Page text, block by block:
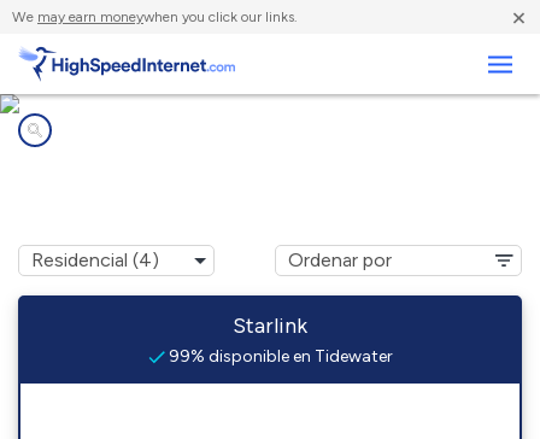
We may earn moneywhen you click our links. ×
Starlink
99% disponible en Tidewater